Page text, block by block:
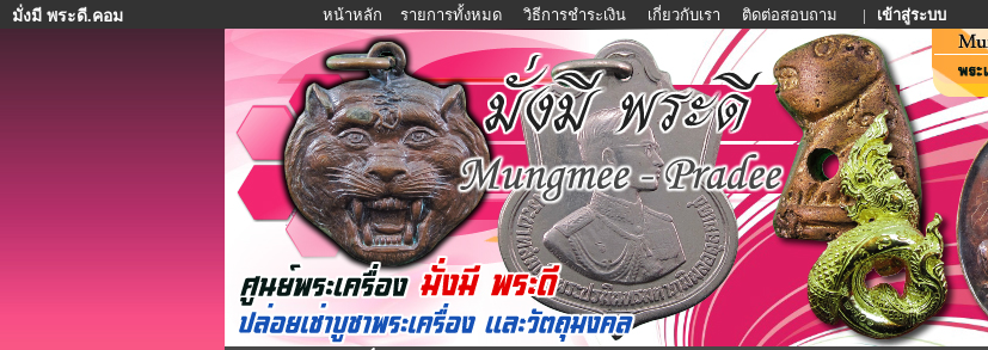
มั่งมี พระดี.คอม หน้าหลัก รายการทั้งหมด วิธีการชำระเงิน เกี่ยวกับเรา ติดต่อสอบถาม | เข้าสู่ระบบ